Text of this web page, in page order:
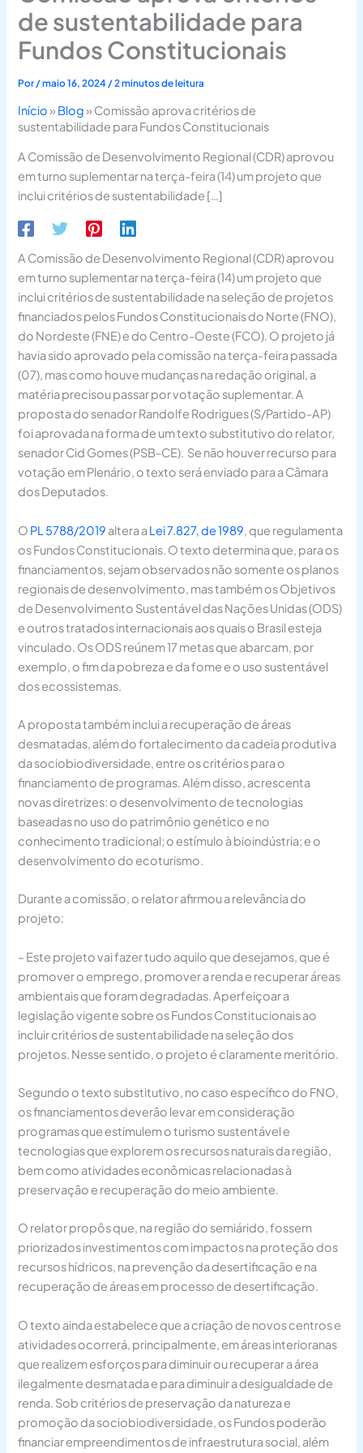
de sustentabilidade para
Fundos Constitucionais
Por/maio 16, 2024 /2 minutos de leitura
Início» Blog» Comissão aprova critérios de
sustentabilidade para Fundos Constitucionais
A Comissão de Desenvolvimento Regional (CDR) aprovou
em turno suplementar na terça-feira (14) um projeto que
inclui critérios de sustentabilidade […]
A Comissão de Desenvolvimento Regional (CDR) aprovou
em turno suplementar na terça-feira (14) um projeto que
inclui critérios de sustentabilidade na seleção de projetos
financiados pelos Fundos Constitucionais do Norte (FNO),
do Nordeste (FNE) e do Centro-Oeste (FCO). O projeto já
havia sido aprovado pela comissão na terça-feira passada
(07), mas como houve mudanças na redação original, a
matéria precisou passar por votação suplementar. A
proposta do senador Randolfe Rodrigues (S/Partido-AP)
foi aprovada na forma de um texto substitutivo do relator,
senador Cid Gomes (PSB-CE). Se não houver recurso para
votação em Plenário, o texto será enviado para a Câmara
dos Deputados.
O PL 5788/2019 altera aLei 7.827, de 1989, que regulamenta
os Fundos Constitucionais. O texto determina que, para os
financiamentos, sejam observados não somente os planos
regionais de desenvolvimento, mas também os Objetivos
de Desenvolvimento Sustentável das Nações Unidas (ODS)
e outros tratados internacionais aos quais o Brasil esteja
vinculado. Os ODS reúnem 17 metas que abarcam, por
exemplo, o fim da pobreza e da fome e o uso sustentável
dos ecossistemas.
A proposta também inclui a recuperação de áreas
desmatadas, além do fortalecimento da cadeia produtiva
da sociobiodiversidade, entre os critérios para o
financiamento de programas. Além disso, acrescenta
novas diretrizes: o desenvolvimento de tecnologias
baseadas no uso do patrimônio genético e no
conhecimento tradicional; o estímulo à bioindústria; e o
desenvolvimento do ecoturismo.
Durante a comissão, o relator afirmou a relevância do
projeto:
– Este projeto vai fazer tudo aquilo que desejamos, que é
promover o emprego, promover a renda e recuperar áreas
ambientais que foram degradadas. Aperfeiçoar a
legislação vigente sobre os Fundos Constitucionais ao
incluir critérios de sustentabilidade na seleção dos
projetos. Nesse sentido, o projeto é claramente meritório.
Segundo o texto substitutivo, no caso específico do FNO,
os financiamentos deverão levar em consideração
programas que estimulem o turismo sustentável e
tecnologias que explorem os recursos naturais da região,
bem como atividades econômicas relacionadas à
preservação e recuperação do meio ambiente.
O relator propôs que, na região do semiárido, fossem
priorizados investimentos com impactos na proteção dos
recursos hídricos, na prevenção da desertificação e na
recuperação de áreas em processo de desertificação.
O texto ainda estabelece que a criação de novos centros e
atividades ocorrerá, principalmente, em áreas interioranas
que realizem esforços para diminuir ou recuperar a área
ilegalmente desmatada e para diminuir a desigualdade de
renda. Sob critérios de preservação da natureza e
promoção da sociobiodiversidade, os Fundos poderão
financiar empreendimentos de infraestrutura social, além